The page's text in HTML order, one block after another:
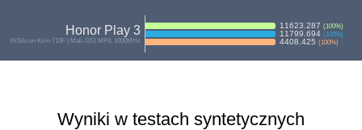
Honor Play 3
HiSilicon Kirin 710F | Mali-G51 MP4, 1000MHz
11623.287 (100%)
11799.694 (100%)
4408.425 (100%)
Wyniki w testach syntetycznych